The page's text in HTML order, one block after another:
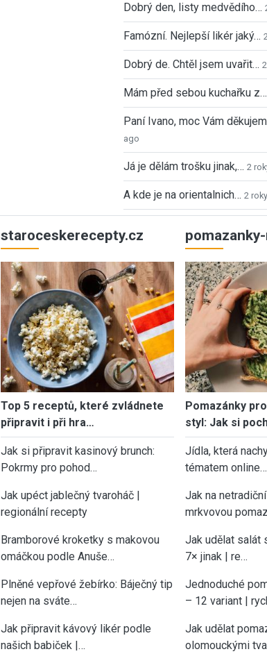
Dobrý den, listy medvědího…
Famózní. Nejlepší likér jaký…
Dobrý de. Chtěl jsem uvařit…
Mám před sebou kuchařku z…
Paní Ivano, moc Vám
ago
Já je dělám trošku jinak,… 2
A kde je na orientalnich… 2
staroceskerecepty.cz
Top 5 receptů, které zvládnete
připravit i při hra…
Jak si připravit kasinový brunch:
Pokrmy pro pohod…
Jak upéct jablečný tvaroháč |
regionální recepty
Bramborové kroketky s makovou
omáčkou podle Anuše…
Plněné vepřové žebírko: Báječný tip
nejen na sváte…
Jak připravit kávový likér podle
našich babiček |…
Pomazánky
styl: Jak si
Jídla, která
tématem online…
Jak na
mrkvovou
Jak udělat salát
7× jinak | re…
Jednoduché
– 12 variant |
Jak udělat
olomouckými